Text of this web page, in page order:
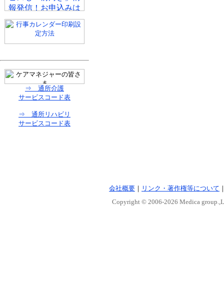
⇒ 通所介護
サービスコード表
⇒ 通所リハビリ
サービスコード表
会社概要 ｜ リンク・著作権等について
Copyright © 2006-2026 Medica